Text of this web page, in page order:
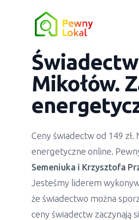
Mikołów.
Ceny świadectw od 149
energetyczne online.
Semeniuka i Krzysztofa
Jesteśmy liderem
że świadectwo można
ceny świadectw zaczynają